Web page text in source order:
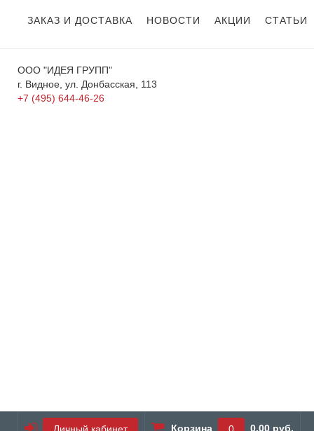
ЗАКАЗ И ДОСТАВКА НОВОСТИ АКЦИИ СТАТЬИ
ООО "ИДЕЯ ГРУПП"
г. Видное, ул. Донбасская, 113
+7 (495) 644-46-26
Корзина 0.00 руб.